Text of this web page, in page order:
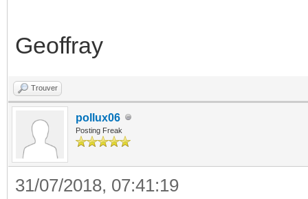
Geoffray
Trouver
pollux06
Posting Freak
31/07/2018, 07:41:19